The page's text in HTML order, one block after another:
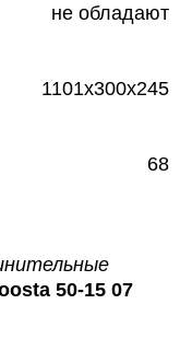
не обладают
1101х300х245
68
50-15 07